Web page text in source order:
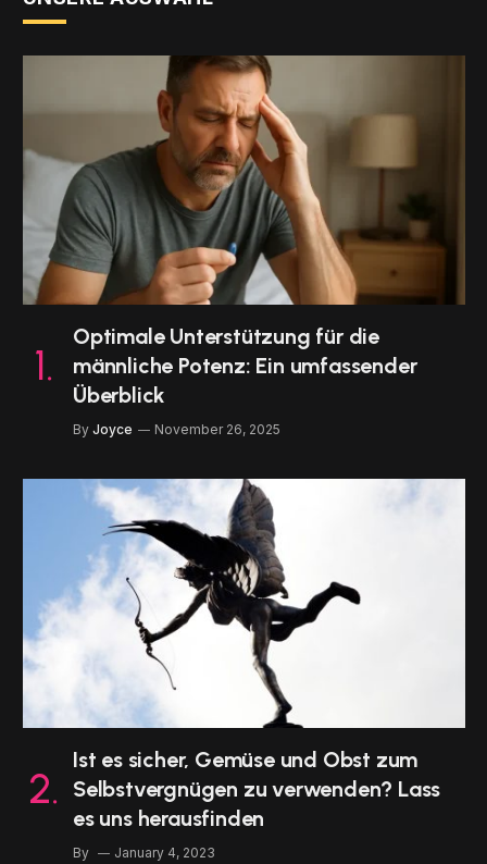
Optimale Unterstützung für die
männliche Potenz: Ein umfassender
Überblick
By Joyce November 26, 2025
Ist es sicher, Gemüse und Obst zum
Selbstvergnügen zu verwenden? Lass
es uns herausfinden
By January 4, 2023